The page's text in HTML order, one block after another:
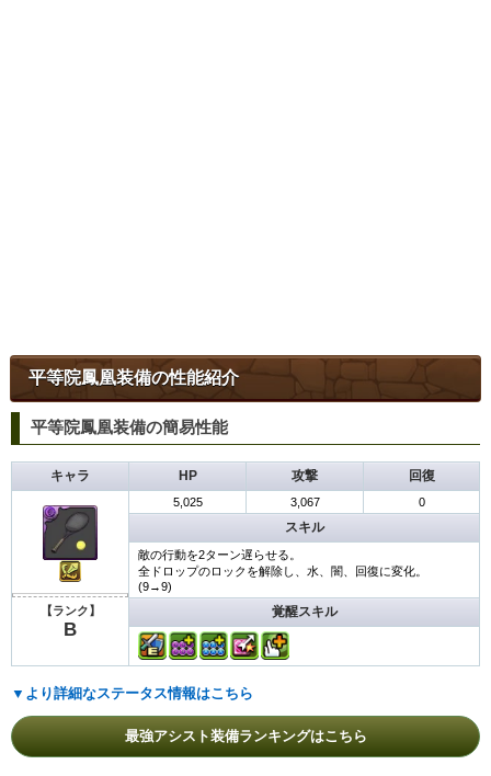
平等院鳳凰装備の性能紹介
平等院鳳凰装備の簡易性能
キャラ HP 攻撃 回復
【ランク】
B
5,025 3,067 0
スキル
敵の行動を2ターン遅らせる。
全ドロップのロックを解除し、水、闇、回復に変化。
(9→9)
覚醒スキル
▼より詳細なステータス情報はこちら
最強アシスト装備ランキングはこちら